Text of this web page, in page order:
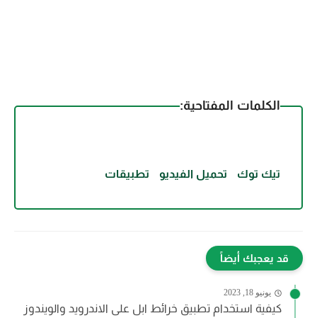
الكلمات المفتاحية:
تيك توك تحميل الفيديو تطبيقات
قد يعجبك أيضاً
يونيو 18, 2023
كيفية استخدام تطبيق خرائط ابل على الاندرويد والويندوز